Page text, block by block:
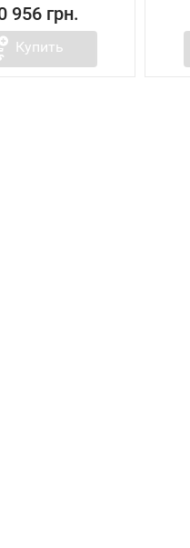
956 грн.
Купить